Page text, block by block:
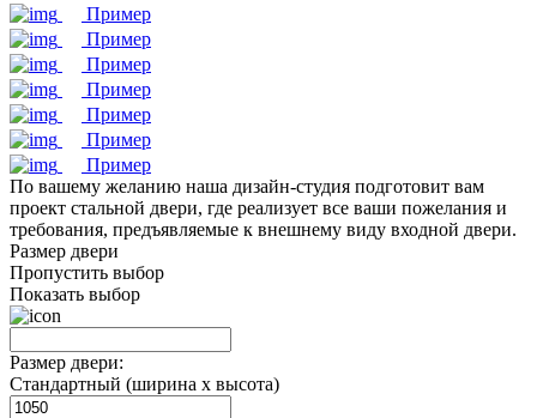
Пример
Пример
Пример
Пример
Пример
Пример
Пример
По вашему желанию наша дизайн-студия подготовит вам
проект стальной двери, где реализует все ваши пожелания и
требования, предъявляемые к внешнему виду входной двери.
Размер двери
Пропустить выбор
Показать выбор
Размер двери:
Стандартный (ширина х высота)